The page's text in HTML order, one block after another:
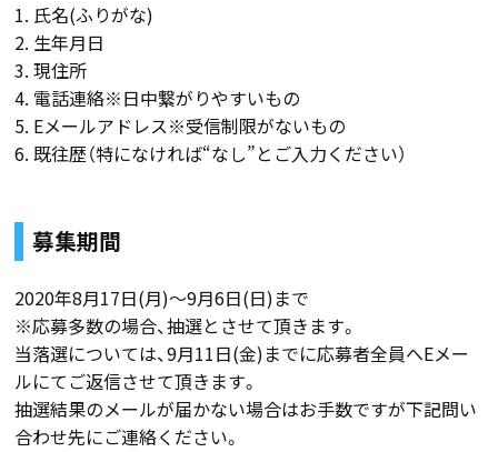
1. 氏名(ふりがな)
2. 生年月日
3. 現住所
4. 電話連絡※日中繋がりやすいもの
5. Eメールアドレス※受信制限がないもの
6. 既往歴（特になければ“なし”とご入力ください）
募集期間
2020年8月17日(月)～9月6日(日)まで
※応募多数の場合、抽選とさせて頂きます。
当落選については、9月11日(金)までに応募者全員へEメー
ルにてご返信させて頂きます。
抽選結果のメールが届かない場合はお手数ですが下記問い
合わせ先にご連絡ください。